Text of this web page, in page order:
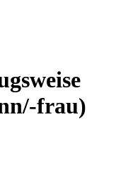
frau)